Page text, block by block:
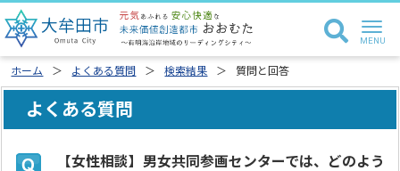
ホーム よくある質問 検索結果 質問と回答
よくある質問
【女性相談】男女共同参画センターでは、どのよう